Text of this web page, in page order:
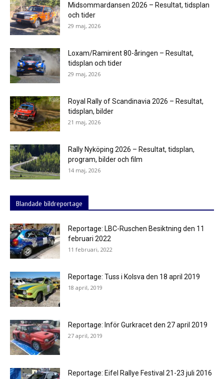
Midsommardansen 2026 – Resultat, tidsplan
och tider
29 maj, 2026
Loxam/Ramirent 80-åringen – Resultat,
tidsplan och tider
29 maj, 2026
Royal Rally of Scandinavia 2026 – Resultat,
tidsplan, bilder
21 maj, 2026
Rally Nyköping 2026 – Resultat, tidsplan,
program, bilder och film
14 maj, 2026
Blandade bildreportage
Reportage: LBC-Ruschen Besiktning den 11
februari 2022
11 februari, 2022
Reportage: Tuss i Kolsva den 18 april 2019
18 april, 2019
Reportage: Inför Gurkracet den 27 april 2019
27 april, 2019
Reportage: Eifel Rallye Festival 21-23 juli 2016